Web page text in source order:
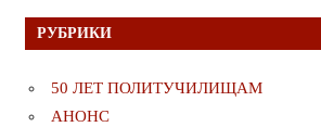
РУБРИКИ
50 ЛЕТ ПОЛИТУЧИЛИЩАМ
АНОНС